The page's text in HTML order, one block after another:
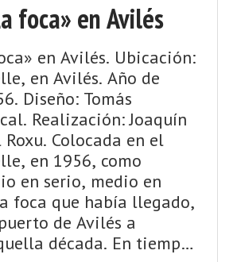
foca» en Avilés
en Avilés. Ubicación:
en Avilés. Año de
Diseño: Tomás
Realización: Joaquín
Colocada en el
en 1956, como
en serio, medio en
foca que había llegado,
de Avilés a
década. En tiempo